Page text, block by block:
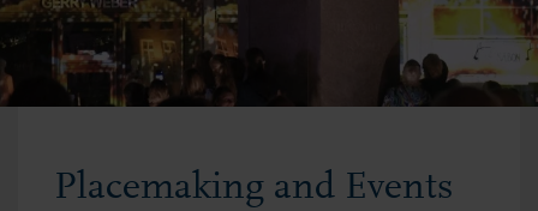
Placemaking and Events